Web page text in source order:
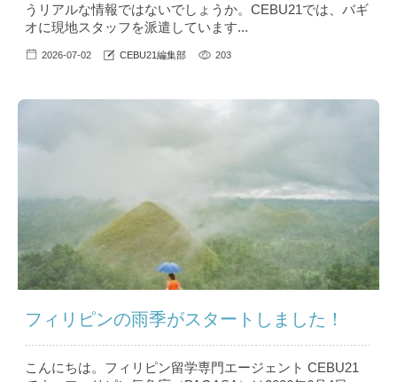
うリアルな情報ではないでしょうか。CEBU21では、バギ
オに現地スタッフを派遣しています...
2026-07-02 CEBU21編集部 203
フィリピンの雨季がスタートしました！
こんにちは。フィリピン留学専門エージェント CEBU21